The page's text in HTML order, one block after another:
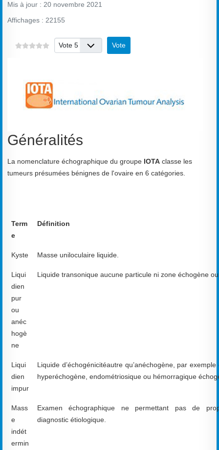
Mis à jour : 20 novembre 2021
Affichages : 22155
Veuillez voter
Généralités
La nomenclature échographique du groupe IOTA classe les
tumeurs présumées bénignes de l'ovaire en 6 catégories.
Term
e
Définition
Kyste Masse uniloculaire liquide.
Liqui
dien
pur
ou
anéc
hogè
ne
Liquide transonique aucune particule ni zone échogène
Liqui
dien
impur
Liquide d’échogénicitéautre qu’anéchogène, par
hyperéchogène, endométriosique ou hémorragique
Mass
e
indét
ermin
Examen échographique ne permettant pas de
diagnostic étiologique.